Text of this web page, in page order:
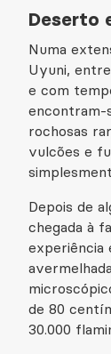
Deserto
Numa
Uyuni,
e com
encontram-
rochosas
vulcões e
Depois de
chegada à
experiência
de 80
30.000